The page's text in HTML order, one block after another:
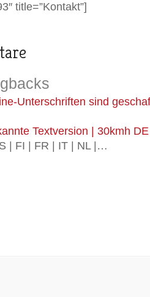
title=”Kontakt”]
Unterschriften sind
Textversion | 30kmh DE
| FI | FR | IT | NL |…